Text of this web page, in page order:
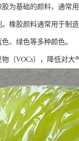
为基础的颜料，通常
橡胶颜料通常用于制
、绿色等多种颜色。
（VOCs），降低对大